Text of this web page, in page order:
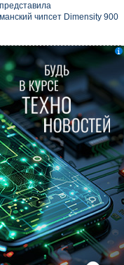
чипсет Dimensity 900